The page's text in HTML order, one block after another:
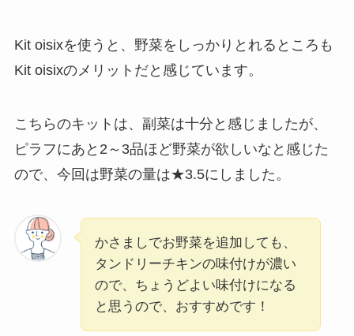
Kit oisixを使うと、野菜をしっかりとれるところも
Kit oisixのメリットだと感じています。
こちらのキットは、副菜は十分と感じましたが、
ピラフにあと2～3品ほど野菜が欲しいなと感じた
ので、今回は野菜の量は★3.5にしました。
かさましでお野菜を追加しても、
タンドリーチキンの味付けが濃い
ので、ちょうどよい味付けになる
と思うので、おすすめです！